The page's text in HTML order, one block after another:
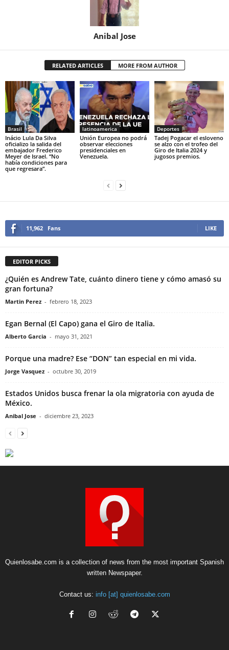
Anibal Jose
RELATED ARTICLES MORE FROM AUTHOR
Brasil
Inácio Lula Da Silva
oficializo la salida del
embajador Frederico
Meyer de Israel. “No
había condiciones para
que regresara”.
latinoamerica
Unión Europea no podrá
observar elecciones
presidenciales en
Venezuela.
Deportes
Tadej Pogacar el esloveno
se alzo con el trofeo del
Giro de Italia 2024 y
jugosos premios.
11,962 Fans LIKE
EDITOR PICKS
¿Quién es Andrew Tate, cuánto dinero tiene y cómo amasó su
gran fortuna?
Martin Perez - febrero 18, 2023
Egan Bernal (El Capo) gana el Giro de Italia.
Alberto Garcia - mayo 31, 2021
Porque una madre? Ese “DON” tan especial en mi vida.
Jorge Vasquez - octubre 30, 2019
Estados Unidos busca frenar la ola migratoria con ayuda de
México.
Anibal Jose - diciembre 23, 2023
Quienlosabe.com is a collection of news from the most important Spanish
written Newspaper.
Contact us: info [at] quienlosabe.com